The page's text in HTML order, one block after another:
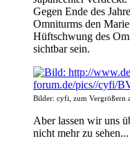
Gegen Ende des
Omniturms den
Hüftschwung des
sichtbar sein.
Bilder: cyfi, zum Vergrößern
Aber lassen wir uns
nicht mehr zu sehen...